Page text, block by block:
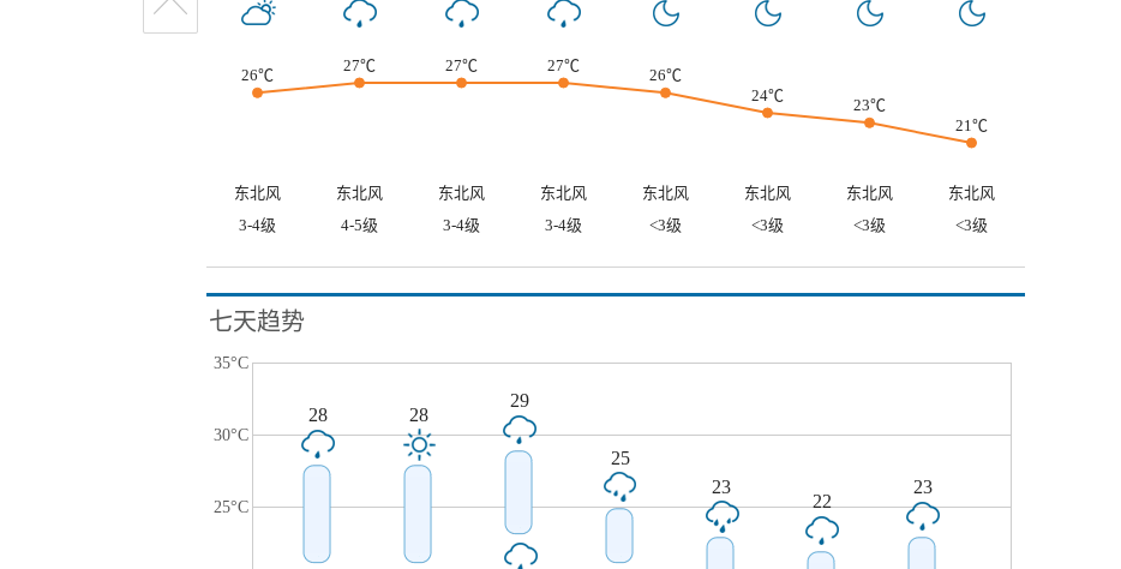
26℃
27℃ 27℃ 27℃
26℃
24℃
23℃
21℃
东北风 东北风 东北风 东北风 东北风 东北风 东北风
东北风
3-4级
4-5级 3-4级 3-4级 <3级 <3级 <3级 <3级
七天趋势
35°C
30°C
25°C
28 28
29
25
23
22
23